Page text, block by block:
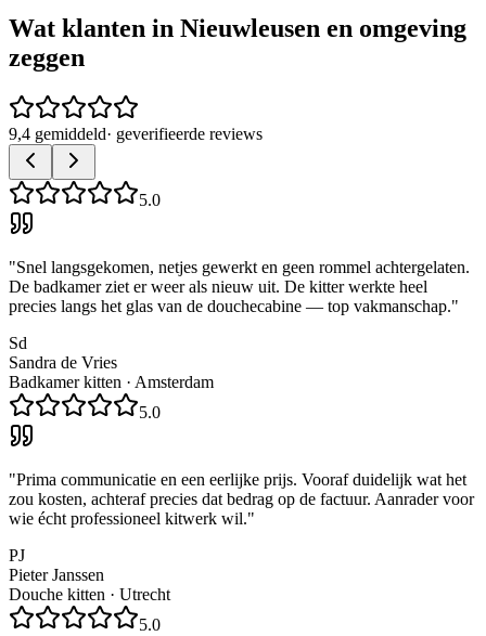
Wat klanten in Nieuwleusen en omgeving
zeggen
9,4 gemiddeld· geverifieerde reviews
5.0
"Snel langsgekomen, netjes gewerkt en geen rommel achtergelaten.
De badkamer ziet er weer als nieuw uit. De kitter werkte heel
precies langs het glas van de douchecabine — top vakmanschap."
Sd
Sandra de Vries
Badkamer kitten · Amsterdam
5.0
"Prima communicatie en een eerlijke prijs. Vooraf duidelijk wat het
zou kosten, achteraf precies dat bedrag op de factuur. Aanrader voor
wie écht professioneel kitwerk wil."
PJ
Pieter Janssen
Douche kitten · Utrecht
5.0